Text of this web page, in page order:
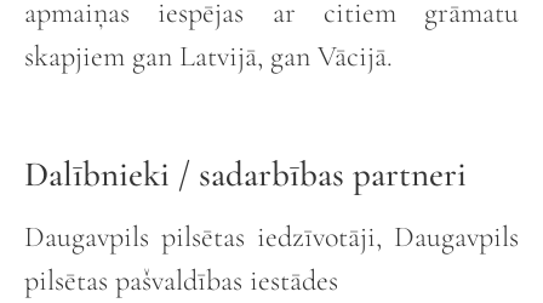
apmaiņas iespējas ar citiem grāmatu
skapjiem gan Latvijā, gan Vācijā.
Dalībnieki / sadarbības partneri
Daugavpils pilsētas iedzīvotāji, Daugavpils
pilsētas pašvaldības iestādes